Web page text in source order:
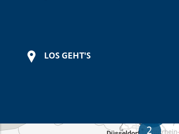
LOS GEHT'S